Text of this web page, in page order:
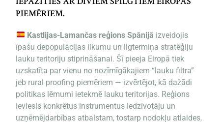
PIEMĒRIEM.
Kastlijas-Lamančas reģions Spānijā izveidojis
īpašu depopulācijas likumu un ilgtermiņa stratēģiju
lauku teritoriju stiprināšanai. Šī pieeja Eiropā tiek
uzskatīta par vienu no nozīmīgākajiem “lauku filtra”
jeb rural proofing piemēriem — izvērtējot, kā dažādi
politikas lēmumi ietekmē lauku teritorijas. Reģions
ieviesis konkrētus instrumentus iedzīvotāju un
uzņēmējdarbības atbalstam, tostarp nodokļu atlaides,